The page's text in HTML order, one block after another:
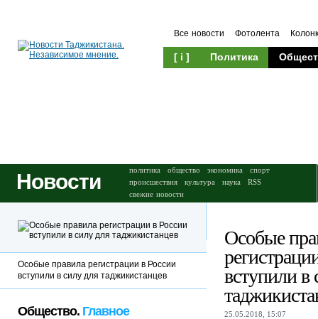
Все новости Фотолента
[ i ] Политика
Новости политика общество экономика
спорт
происшествия
культура наука
RSS
свежие новости
Особые
вступили в
25.05.2018, 15:07
Особые правила регистрации в России
вступили в силу для таджикистанцев
Общество. Главное